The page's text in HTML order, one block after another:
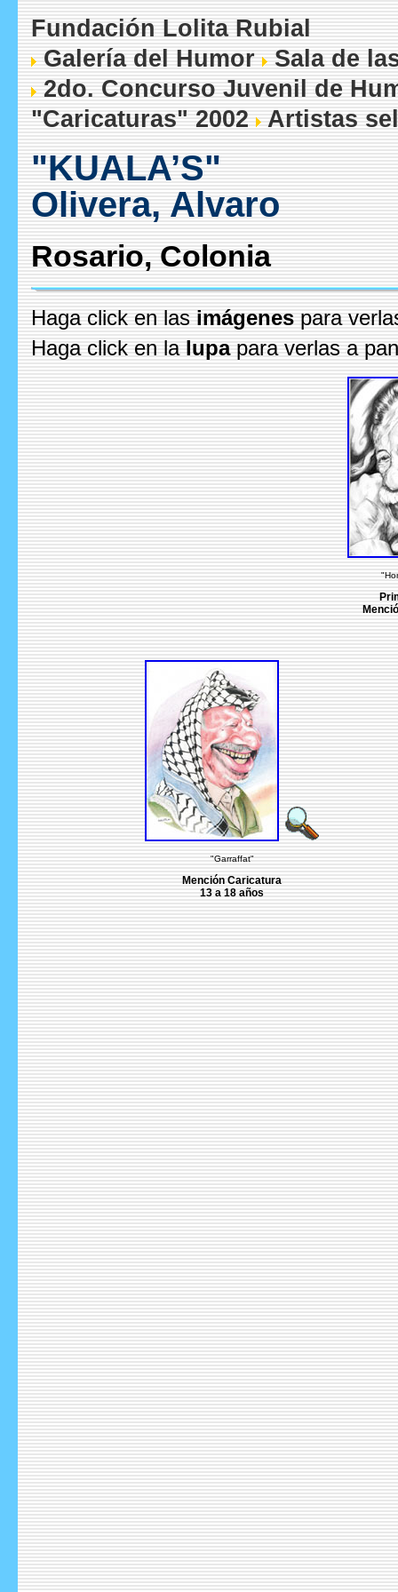
Fundación Lolita Rubial
Galería del Humor
Sala de
2do. Concurso Juvenil de
"Caricaturas" 2002
Artistas
"KUALA’S"
Olivera, Alvaro
Rosario, Colonia
Haga click en las imágenes para
Haga click en la lupapara verlas a
"Garraffat"
Mención Caricatura
13 a 18 años